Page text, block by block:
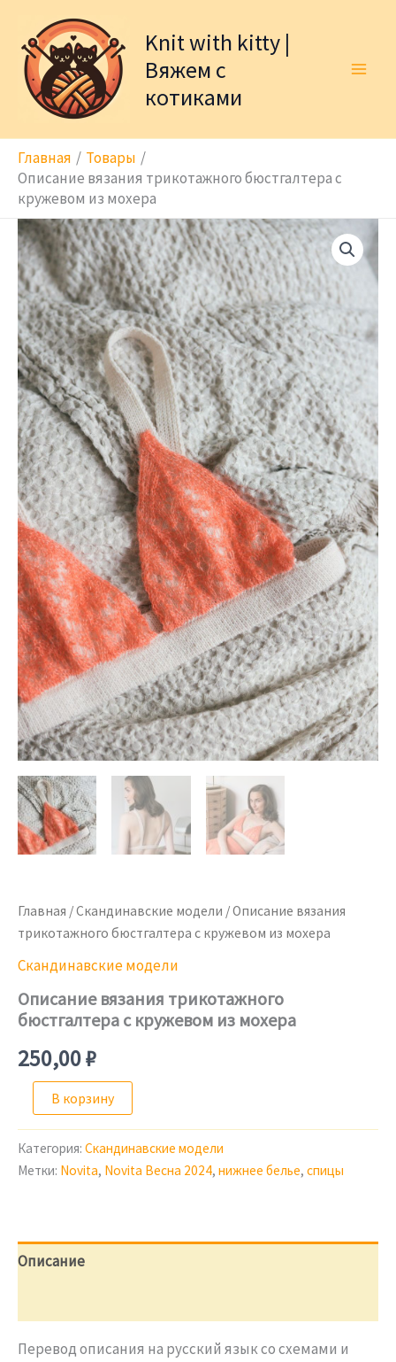
содержимому
Knit with kitty |
Вяжем с
котиками
Главная
Товары
Описание вязания трикотажного бюстгалтера с
кружевом из мохера
Главная /Скандинавские модели / Описание вязания
трикотажного бюстгалтера с кружевом из мохера
Скандинавские модели
Описание вязания трикотажного
бюстгалтера с кружевом из мохера
250,00₽
Количество
товара
вязания
трикотажного
бюстгалтера
мохера
В корзину
Категория: Скандинавские модели
Метки: Novita, Novita Весна 2024, нижнее белье, спицы
Описание
Перевод описания на русский язык со схемами и